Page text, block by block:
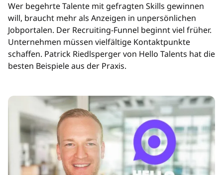
Wer begehrte Talente mit gefragten Skills gewinnen
will, braucht mehr als Anzeigen in unpersönlichen
Jobportalen. Der Recruiting-Funnel beginnt viel früher.
Unternehmen müssen vielfältige Kontaktpunkte
schaffen. Patrick Riedlsperger von Hello Talents hat die
besten Beispiele aus der Praxis.